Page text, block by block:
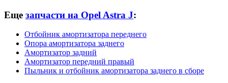
Еще запчасти на Opel Astra J:
Отбойник амортизатора переднего
Опора амортизатора заднего
Амортизатор задний
Амортизатор передний правый
Пыльник и отбойник амортизатора заднего в сборе